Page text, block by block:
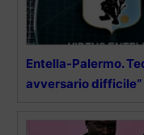
Entella-Palermo.
avversario difficile”